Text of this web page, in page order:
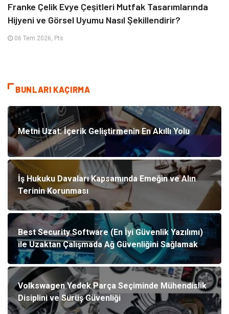
Franke Çelik Evye Çeşitleri Mutfak Tasarımlarında
Hijyeni ve Görsel Uyumu Nasıl Şekillendirir?
06 Tem 2026, Pts
BUNLARI KAÇIRMA
Metni Uzat: İçerik Geliştirmenin En Akıllı Yolu
İş Hukuku Davaları Kapsamında Emeğin ve Alın
Terinin Korunması
Best Security Software (En İyi Güvenlik Yazılımı)
ile Uzaktan Çalışmada Ağ Güvenliğini Sağlamak
Volkswagen Yedek Parça Seçiminde Mühendislik
Disiplini ve Sürüş Güvenliği